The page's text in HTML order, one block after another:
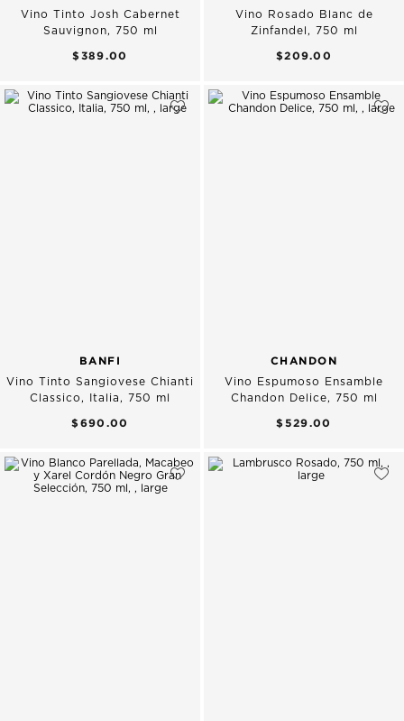
Vino Tinto Josh Cabernet
Sauvignon, 750 ml
$389.00
Vino Rosado Blanc de
Zinfandel, 750 ml
$209.00
BANFI
Vino Tinto Sangiovese Chianti
Classico, Italia, 750 ml
$690.00
CHANDON
Vino Espumoso Ensamble
Chandon Delice, 750 ml
$529.00